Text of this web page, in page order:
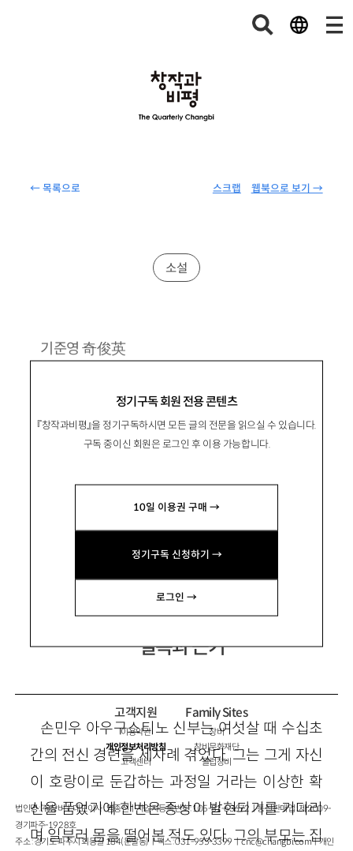
← 목록으로 웹북으로 보기 →
스크랩
정기구독 회원 전용 콘텐츠
『창작과비평』을 정기구독하시면 모든 글의 전문을 읽으실 수 있습니다.
구독 중이신 회원은 로그인 후 이용 가능합니다.
10일 이용권 구매 →
정기구독 신청하기 →
로그인 →
소설
기준영 奇俊英
소설집 『연애소설』 『이상한 정열』 『사치와 고
등이 있음.
ariel_1@naver.com
결속과 끈기
손민우 아우구스티노 신부는 여섯살 때 수십초
간의 전신 경련을 세차례 겪었다. 그는 그게 자신
이 호랑이로 둔갑하는 과정일 거라는 이상한 확
신을 품었기에 한번은 증상이 발현되기를 기다리
며 일부러 몸을 떨어본 적도 있다. 그의 부모는 집
고객지원
이용약관
개인정보처리방침
고객센터
Family Sites
창비
창비문화재단
클럽창비
법인명 : ㈜창비ㅣ대표이사 : 염종선ㅣ사업자등록번호 : 105-81-63672ㅣ통신판매업 : 제 2009-
경기파주-1928호
주소 : 경기도 파주시 회동길 184(문발동)ㅣ팩스 : 031-955-3399 ㅣcnc@changbi.comㅣ개인